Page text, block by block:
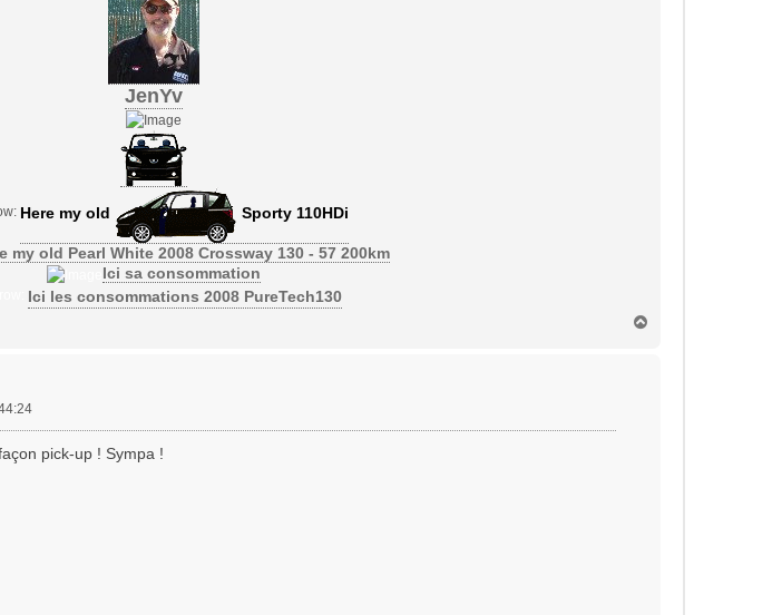
JenYv
Here my old Sporty 110HDi
my old Pearl White 2008 Crossway 130 - 57 200km
Ici sa consommation
Ici les consommations 2008 PureTech130
pick-up ! Sympa !